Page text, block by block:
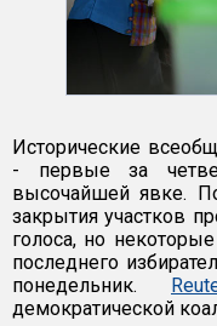
Исторические
- первые за
высочайшей явке.
закрытия участков
голоса, но
последнего
понедельник.
демократической